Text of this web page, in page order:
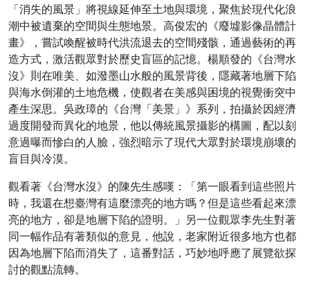
​「消失的風景」將視線延伸至土地與環境，聚焦於現代化浪
潮中被遺棄的空間與生態地景。高俊宏的《廢墟影像晶體計
畫》，嘗試喚醒被時代洪流退去的空間殘骸，通過藝術的再
造方式，激活觀眾對於歷史盲區的記憶。楊順發的《台灣水
沒》則在唯美、如潑墨山水般的風景背後，隱藏著地層下陷
與海水倒灌的土地危機，使觀者在美感與困境的視覺衝突中
產生深思。吳政璋的《台灣「美景」》系列，拍攝於因經濟
過度開發而異化的地景，他以傳統風景攝影的構圖，配以刻
意過曝而慘白的人臉，強烈暗示了現代大眾對於環境崩壞的
盲目與冷漠。
​觀看著《台灣水沒》的陳先生感嘆：「第一眼看到這些照片
時，我還在想臺灣有這麼漂亮的地方嗎？但是這些看起來漂
亮的地方，卻是地層下陷的證明。」另一位觀眾李先生對著
同一幅作品有著類似的意見，他說，老家附近很多地方也都
因為地層下陷而消失了，這番對話，巧妙地呼應了展覽欲探
討的觀點流轉。